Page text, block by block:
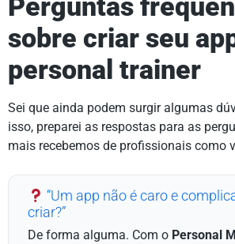
Perguntas
sobre criar seu
personal trainer
Sei que ainda podem surgir algumas
isso, preparei as respostas para as
mais recebemos de profissionais como
“Um app não é caro e
criar?”
De forma alguma. Com o Personal